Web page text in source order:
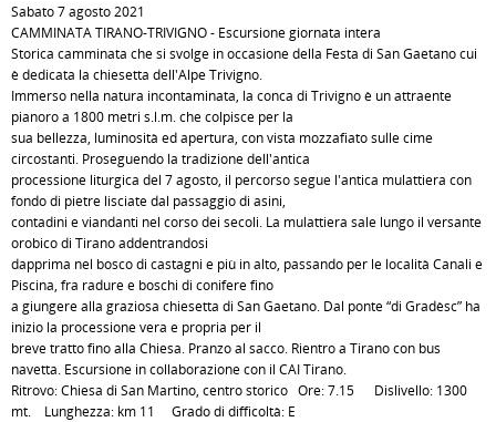
Sabato 7 agosto 2021
CAMMINATA TIRANO-TRIVIGNO - Escursione giornata intera
Storica camminata che si svolge in occasione della Festa di San Gaetano cui
è dedicata la chiesetta dell'Alpe Trivigno.
Immerso nella natura incontaminata, la conca di Trivigno è un attraente
pianoro a 1800 metri s.l.m. che colpisce per la
sua bellezza, luminosità ed apertura, con vista mozzafiato sulle cime
circostanti. Proseguendo la tradizione dell'antica
processione liturgica del 7 agosto, il percorso segue l'antica mulattiera con
fondo di pietre lisciate dal passaggio di asini,
contadini e viandanti nel corso dei secoli. La mulattiera sale lungo il versante
orobico di Tirano addentrandosi
dapprima nel bosco di castagni e più in alto, passando per le località Canali e
Piscina, fra radure e boschi di conifere fino
a giungere alla graziosa chiesetta di San Gaetano. Dal ponte “di Gradèsc” ha
inizio la processione vera e propria per il
breve tratto fino alla Chiesa. Pranzo al sacco. Rientro a Tirano con bus
navetta. Escursione in collaborazione con il CAI Tirano.
Ritrovo: Chiesa di San Martino, centro storico Ore: 7.15 Dislivello: 1300
mt. Lunghezza: km 11 Grado di difficoltà: E